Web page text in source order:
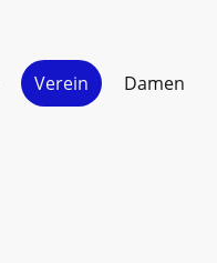
Verein Damen